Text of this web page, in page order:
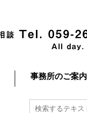
事務所のご案内